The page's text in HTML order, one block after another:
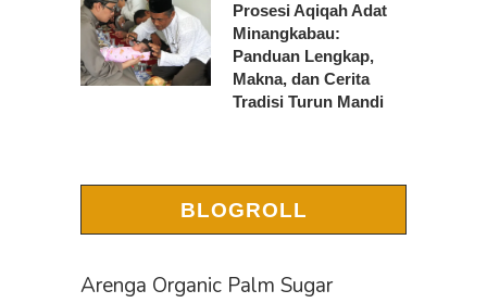
Prosesi Aqiqah Adat
Minangkabau:
Panduan Lengkap,
Makna, dan Cerita
Tradisi Turun Mandi
BLOGROLL
Arenga Organic Palm Sugar